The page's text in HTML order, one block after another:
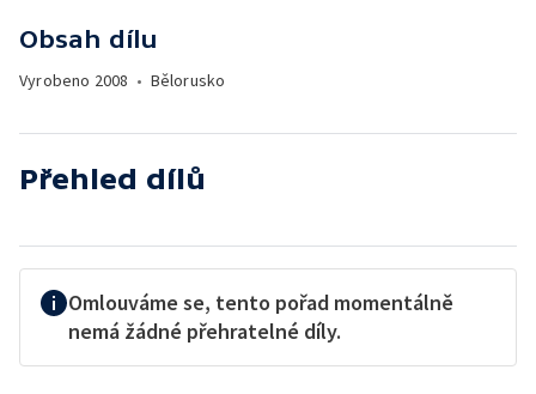
Obsah dílu
Vyrobeno 2008 • Bělorusko
Přehled dílů
Omlouváme se, tento pořad momentálně
nemá žádné přehratelné díly.